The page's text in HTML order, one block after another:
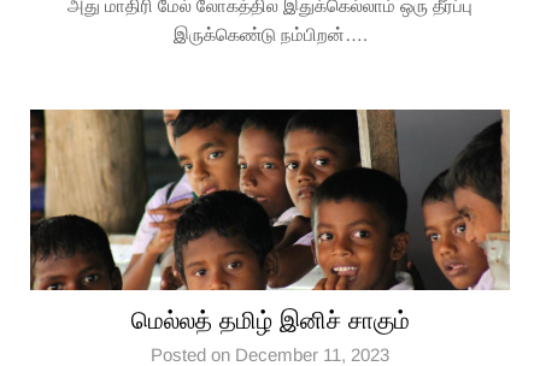
அது மாதிரி மேல் லோகத்தில இதுக்கெல்லாம் ஒரு தீர்ப்பு
இருக்கெண்டு நம்பிறன்….
மெல்லத் தமிழ் இனிச் சாகும்
Posted on December 11, 2023